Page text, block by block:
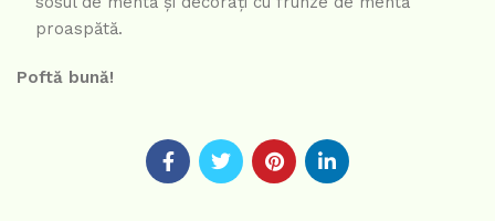
proaspătă.
Poftă bună!